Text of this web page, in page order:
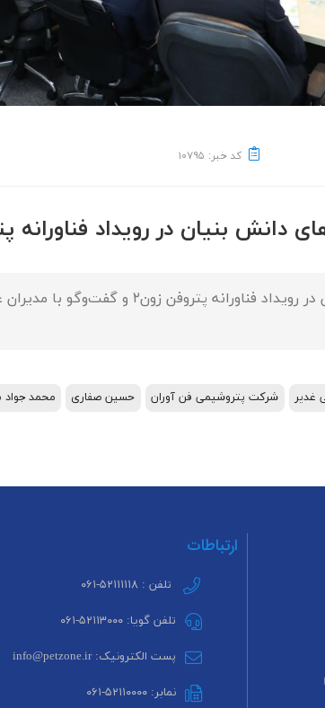
کد خبر: ۱۰۷۹۵
بنیان در رویداد فناورانه
گزارش صدا و سیما از حضور شرکت‌های
غدیر شرکت پتروشیمی فن آوران حسین صفاری محمد جواد
ارتباطات
تلفن : ۵۲۱۱۱۱۱۸-۰۶۱
تلفن گویا: ۵۲۱۱۳۰۰۰-۰۶۱
پست الکترونیک: info@petzone.ir
نمابر: ۵۲۱۱۰۰۰۰-۰۶۱